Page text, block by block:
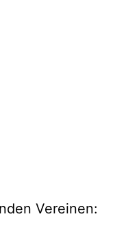
Vereinen: